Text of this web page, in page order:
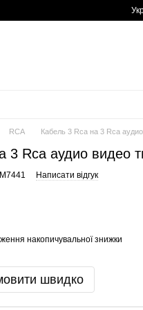
RCA Кабель 3 Rca на 3 Rca
3 Rca аудио видео
Написати відгук
накопичувальної знижки
швидко